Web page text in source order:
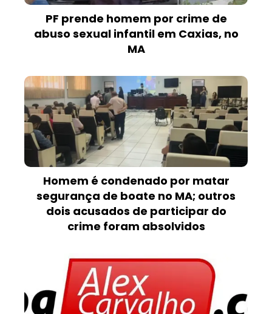
PF prende homem por crime de
abuso sexual infantil em Caxias, no
MA
Homem é condenado por matar
segurança de boate no MA; outros
dois acusados de participar do
crime foram absolvidos